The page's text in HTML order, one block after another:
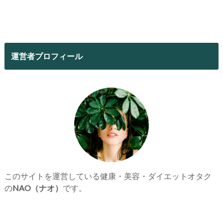
運営者プロフィール
このサイトを運営している健康・美容・ダイエットオタク
のNAO（ナオ） です。